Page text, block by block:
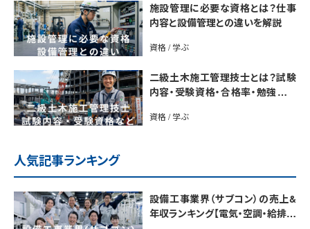
施設管理に必要な資格とは？仕事
内容と設備管理との違いを解説
資格 / 学ぶ
二級土木施工管理技士とは？試験
内容・受験資格・合格率・勉強法を
資格 / 学ぶ
人気記事ランキング
設備工事業界（サブコン）の売上&
年収ランキング【電気・空調・給排水